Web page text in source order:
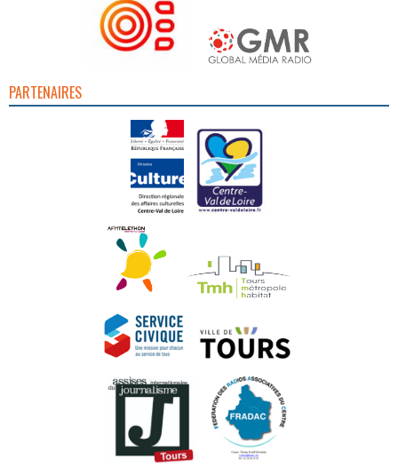
PARTENAIRES